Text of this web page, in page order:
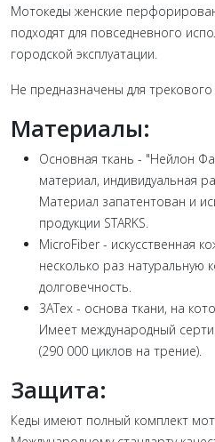
Мотокеды женские
подходят для повседневного
городской эксплуатации.
Не предназначены для
Материалы:
Основная ткань - "Нейлон
материал, индивидуальная
Материал запатентован и
продукции STARKS.
MicroFiber - искусственная
несколько раз натуральную
долговечность.
3АТех - основа ткани, на
Имеет международный
(290 000 циклов на трение).
Защита:
Кеды имеют полный комплект